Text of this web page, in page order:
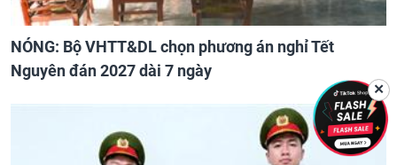
NÓNG: Bộ VHTT&DL chọn phương án nghỉ Tết
Nguyên đán 2027 dài 7 ngày
✕